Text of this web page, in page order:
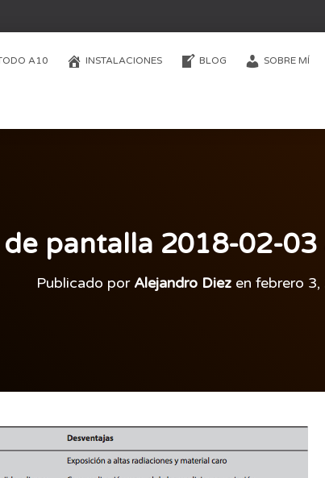
A10 INSTALACIONES BLOG SOBRE MÍ
pantalla 2018-02-03
Publicado por Alejandro Diezen febrero 3,